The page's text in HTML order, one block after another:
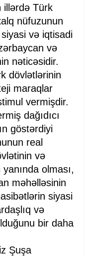
illərdə Türk
nüfuzunun
və iqtisadi
və
nəticəsidir.
dövlətlərinin
maraqlar
vermişdir.
dağıdıcı
göstərdiyi
real
və
olması,
məhəlləsinin
siyasi
və
bir daha
Şuşa